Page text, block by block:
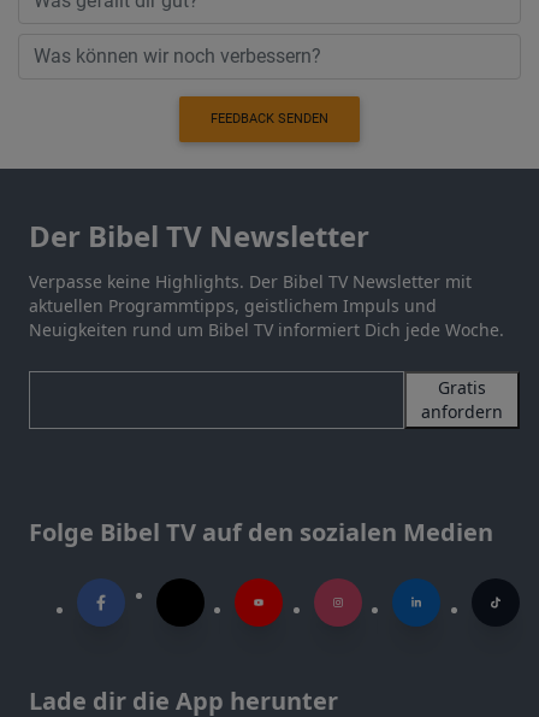
FEEDBACK SENDEN
Der Bibel TV Newsletter
Verpasse keine Highlights. Der Bibel TV Newsletter mit
aktuellen Programmtipps, geistlichem Impuls und
Neuigkeiten rund um Bibel TV informiert Dich jede Woche.
Gratis
anfordern
Folge Bibel TV auf den sozialen Medien
Lade dir die App herunter